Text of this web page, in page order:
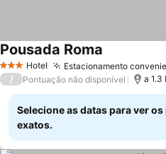
3 EstrelasHotel Estacionamento
Pousada Roma
/ Pontuação não disponível a 1.3
Selecione as datas para ver
exatos.